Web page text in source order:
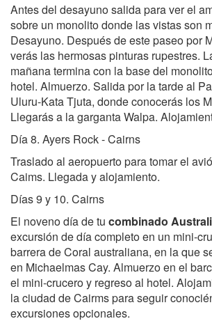
Antes del desayuno salida para ver el
sobre un monolito donde las vistas son
Desayuno. Después de este paseo por
verás las hermosas pinturas rupestres.
mañana termina con la base del
hotel. Almuerzo. Salida por la tarde al
Uluru-Kata Tjuta, donde conocerás los
Llegarás a la garganta Walpa.
Día 8. Ayers Rock - Cairns
Traslado al aeropuerto para tomar el
Caims. Llegada y alojamiento.
Días 9 y 10. Cairns
El noveno día de tu combinado
excursión de día completo en un mini-
barrera de Coral australiana, en la que
en Michaelmas Cay. Almuerzo en el
el mini-crucero y regreso al hotel.
la ciudad de Cairms para seguir
excursiones opcionales.